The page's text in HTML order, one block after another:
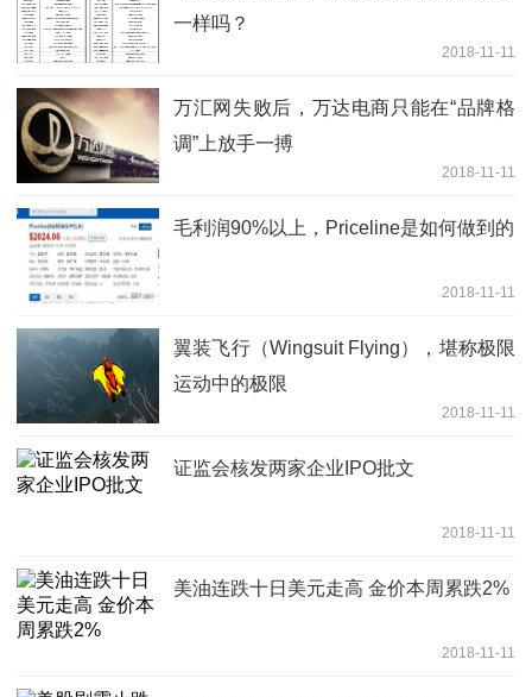
一样吗？
2018-11-11
万汇网失败后，万达电商只能在“品牌格
调”上放手一搏
2018-11-11
毛利润90%以上，Priceline是如何做到的
2018-11-11
翼装飞行（Wingsuit Flying），堪称极限
运动中的极限
2018-11-11
证监会核发两家企业IPO批文
2018-11-11
美油连跌十日美元走高 金价本周累跌2%
2018-11-11